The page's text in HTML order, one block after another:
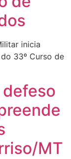
inicia
33º Curso de
MT